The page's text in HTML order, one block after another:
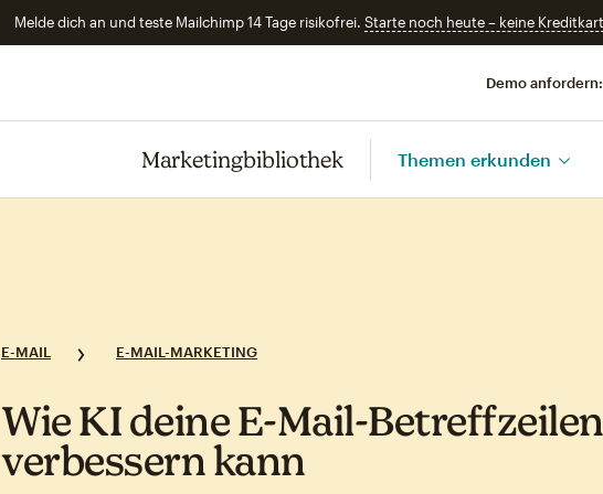
Melde dich an und teste Mailchimp 14 Tage risikofrei. Starte noch heute – keine
Demo anfordern:
Marketingbibliothek Themen erkunden
E-MAIL E-MAIL-MARKETING
Wie KI deine E‑Mail‑Betreffzeilen
verbessern kann